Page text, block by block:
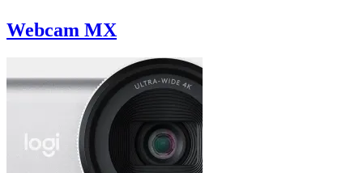
Webcam MX